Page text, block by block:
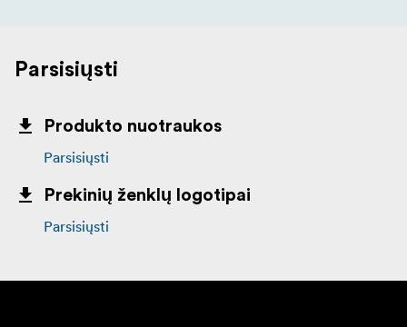
Parsisiųsti
Produkto nuotraukos
Parsisiųsti
Prekinių ženklų logotipai
Parsisiųsti